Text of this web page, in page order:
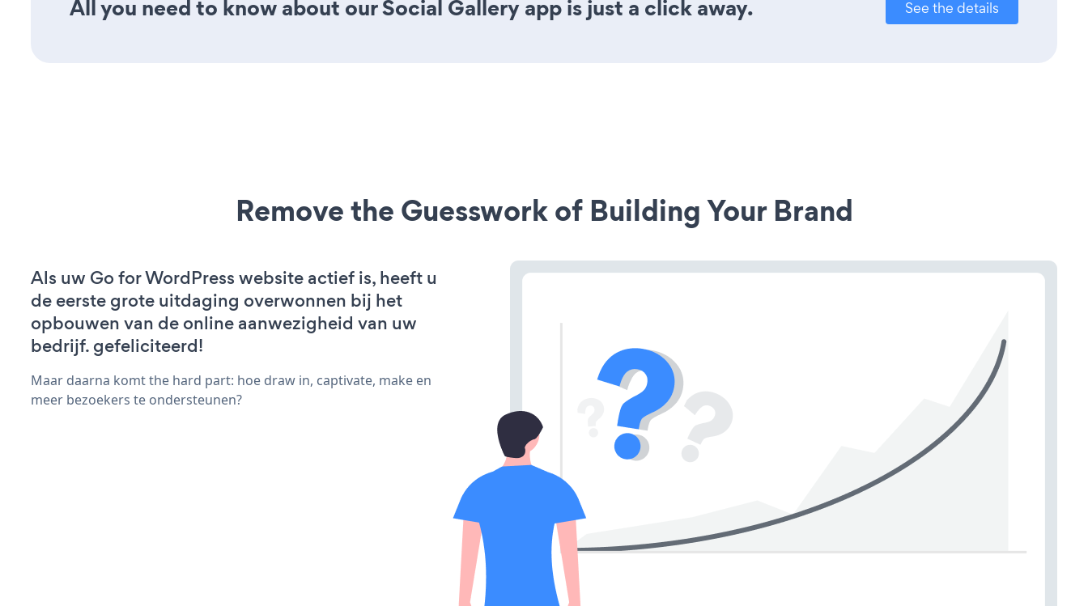
All you need to know about our Social Gallery app is just a click away. See the details
Remove the Guesswork of Building Your Brand
Als uw Go for WordPress website actief is, heeft u
de eerste grote uitdaging overwonnen bij het
opbouwen van de online aanwezigheid van uw
bedrijf. gefeliciteerd!
Maar daarna komt the hard part: hoe draw in, captivate, make en
meer bezoekers te ondersteunen?